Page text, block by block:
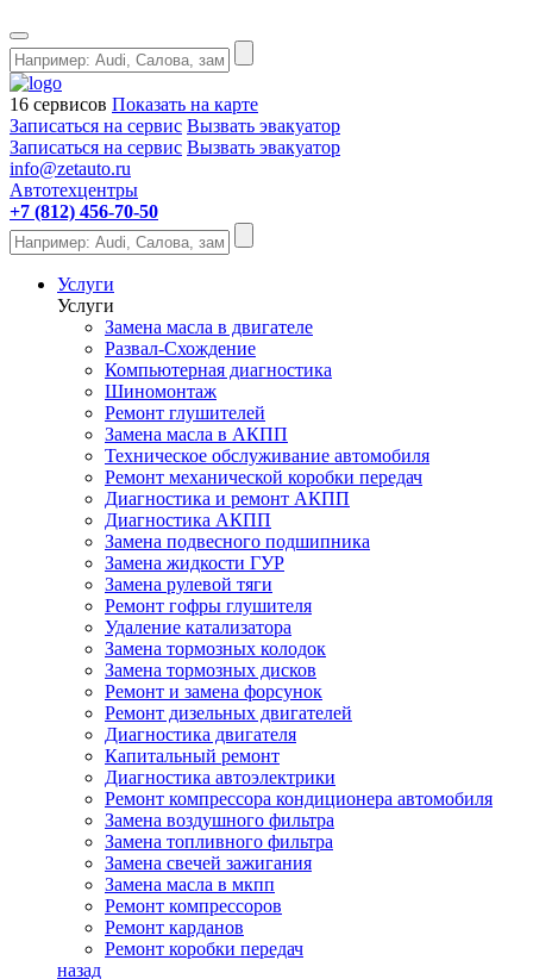
16 сервисов Показать на карте
Записаться на сервис Вызвать эвакуатор
Записаться на сервис Вызвать эвакуатор
info@zetauto.ru
Автотехцентры
+7 (812) 456-70-50
Услуги
Услуги
Замена масла в двигателе
Развал-Схождение
Компьютерная диагностика
Шиномонтаж
Ремонт глушителей
Замена масла в АКПП
Техническое обслуживание автомобиля
Ремонт механической коробки передач
Диагностика и ремонт АКПП
Диагностика АКПП
Замена подвесного подшипника
Замена жидкости ГУР
Замена рулевой тяги
Ремонт гофры глушителя
Удаление катализатора
Замена тормозных колодок
Замена тормозных дисков
Ремонт и замена форсунок
Ремонт дизельных двигателей
Диагностика двигателя
Капитальный ремонт
Диагностика автоэлектрики
Ремонт компрессора кондиционера автомобиля
Замена воздушного фильтра
Замена топливного фильтра
Замена свечей зажигания
Замена масла в мкпп
Ремонт компрессоров
Ремонт карданов
Ремонт коробки передач
назад